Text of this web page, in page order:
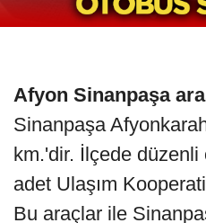
Afyon Sinanpaşa
Sinanpaşa
km.'dir. İlçede
adet Ulaşım
Bu araçlar ile